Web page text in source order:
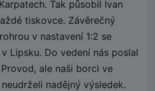
Tak působil Ivan
tiskovce. Závěrečný
v nastavení 1:2 se
Lipsku. Do vedení nás poslal
ale naši borci ve
nadějný výsledek.